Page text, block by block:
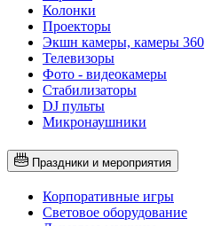
Колонки
Проекторы
Экшн камеры, камеры 360
Телевизоры
Фото - видеокамеры
Стабилизаторы
DJ пульты
Микронаушники
Праздники и мероприятия
Корпоративные игры
Световое оборудование